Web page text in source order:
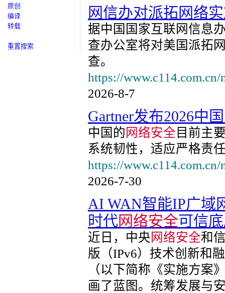
原创
编译
转载
重置搜索
网信办对派拓网络
据中国国家互联网信息
查办公室将对美国派拓
查。
https://
2026-8-7
Gartner发布2026中国
中国的 网络安全 目前主
系统韧性，适应严格责
https://
2026-7-30
AI WAN智能IP广域
时代网络安全可信
近日，中央网络安全和
版（IPv6）技术创新和
（以下简称《实施方案
画了蓝图。统筹发展与